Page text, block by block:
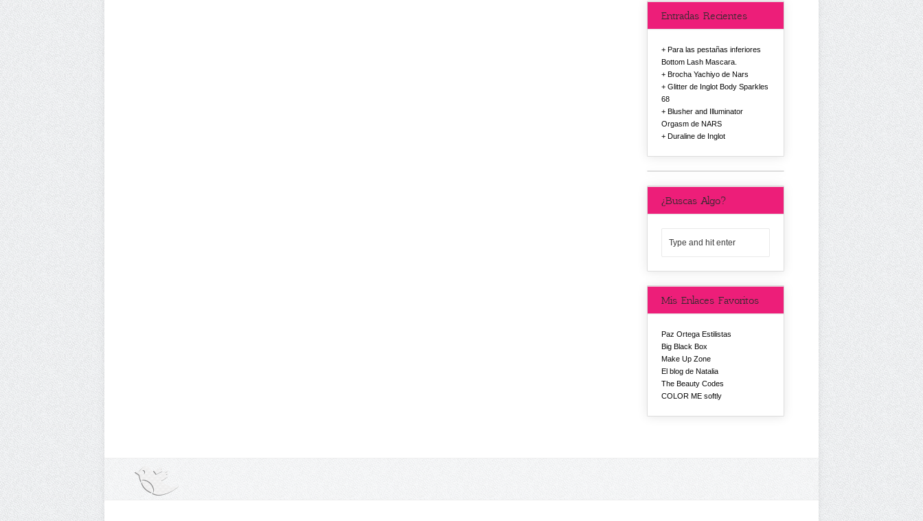
Entradas Recientes
Para las pestañas inferiores
Bottom Lash Mascara.
Brocha Yachiyo de Nars
Glitter de Inglot Body Sparkles
68
Blusher and Illuminator
Orgasm de NARS
Duraline de Inglot
¿Buscas Algo?
Mis Enlaces Favoritos
Paz Ortega Estilistas
Big Black Box
Make Up Zone
El blog de Natalia
The Beauty Codes
COLOR ME softly